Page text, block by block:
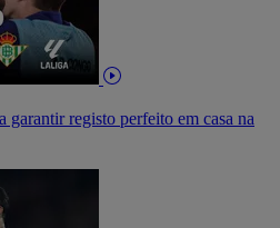
garantir registo perfeito em casa na